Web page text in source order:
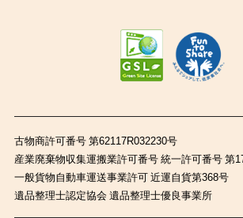
古物商許可番号 第62117R032230号
産業廃棄物収集運搬業許可番号 統一許可番号 第
一般貨物自動車運送事業許可 近運自貨第368号
遺品整理士認定協会 遺品整理士優良事業所